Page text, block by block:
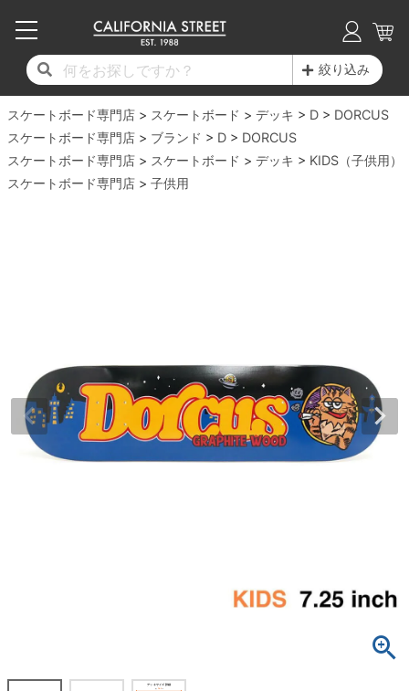
絞り込み
スケートボード専門店 スケートボード デッキ D
DORCUS
スケートボード専門店
ブランド D
DORCUS
スケートボード専門店
スケートボード デッキ
KIDS（子供用）
スケートボード専門店
子供用
17時までのご注文は当日発送！
11,000円以上で送料無料！
毎月1日はポイント5倍！10日と20日は3倍！
コンプリートセット（完成品）
17時までのご注文は当日発送！
11,000円以上で送料無料！
毎月1日はポイント5倍！10日と20日は3倍！
デッキ新着一覧
子供用デッキ
7.0inch以下
7.2inch
7.8inch
7.9inch
8.4inch
17時までのご注文は当日発送！
11,000円以上で送料無料！
毎月1日はポイント5倍！10日と20日は3倍！
トラック新着一覧
7.0inch以下
7.2inch
7.3inch
7.9inch
8.0inch
8.5inch
17時までのご注文は当日発送！
11,000円以上で送料無料！
毎月1日はポイント5倍！10日と20日は3倍！
ウィール新着一覧
50mm
51mm
52mm
57mm
58mm
64mm
ボーンズ XF（エックスフォーミュラ）
ボーンズ STF（エスティーエフ）
パウエルペラルタ DF（ドラゴンフォーミュ
デッキテープ
ボルト
スケートケース・バッグ
17時までのご注文は当日発送！
11,000円以上で送料無料！
毎月1日はポイント5倍！10日と20日は3倍！
シューズ新着一覧
20cm
21cm
22cm
24.5cm
25cm
27.5cm
シューレース・その他
17時までのご注文は当日発送！
11,000円以上で送料無料！
毎月1日はポイント5倍！10日と20日は3倍！
Tシャツ
パンツ
ショーツ
ソックス
17時までのご注文は当日発送！
11,000円以上で送料無料！
毎月1日はポイント5倍！10日と20日は3倍！
最新ブログ一覧
17時までのご注文は当日発送！
11,000円以上で送料無料！
毎月1日はポイント5倍！10日と20日は3倍！
初心者の方へ
INFO
スケートパーク情報
17時までのご注文は当日発送！
11,000円以上で送料無料！
毎月1日はポイント5倍！10日と20日は3倍！
店舗情報
プライバシーポリシー
特定商取引法に基づく表記